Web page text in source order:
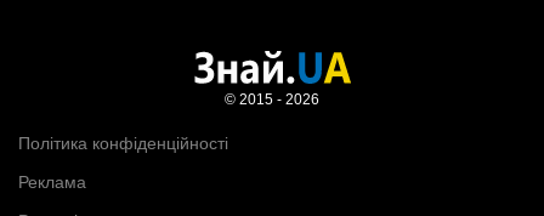
Політика конфіденційності
Реклама
© 2015 - 2026